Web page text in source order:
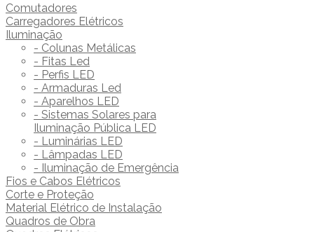
Comutadores
Carregadores Elétricos
Iluminação
- Colunas Metálicas
- Fitas Led
- Perfis LED
- Armaduras Led
- Aparelhos LED
- Sistemas Solares para
Iluminação Pública LED
- Luminárias LED
- Lâmpadas LED
- Iluminação de Emergência
Fios e Cabos Elétricos
Corte e Proteção
Material Elétrico de Instalação
Quadros de Obra